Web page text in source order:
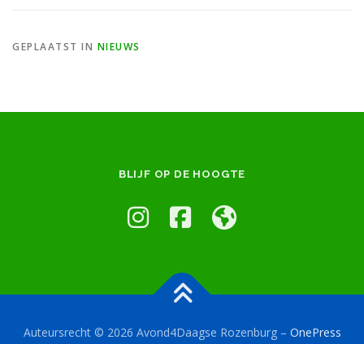
GEPLAATST IN NIEUWS
BLIJF OP DE HOOGTE
Auteursrecht © 2026 Avond4Daagse Rozenburg – OnePress